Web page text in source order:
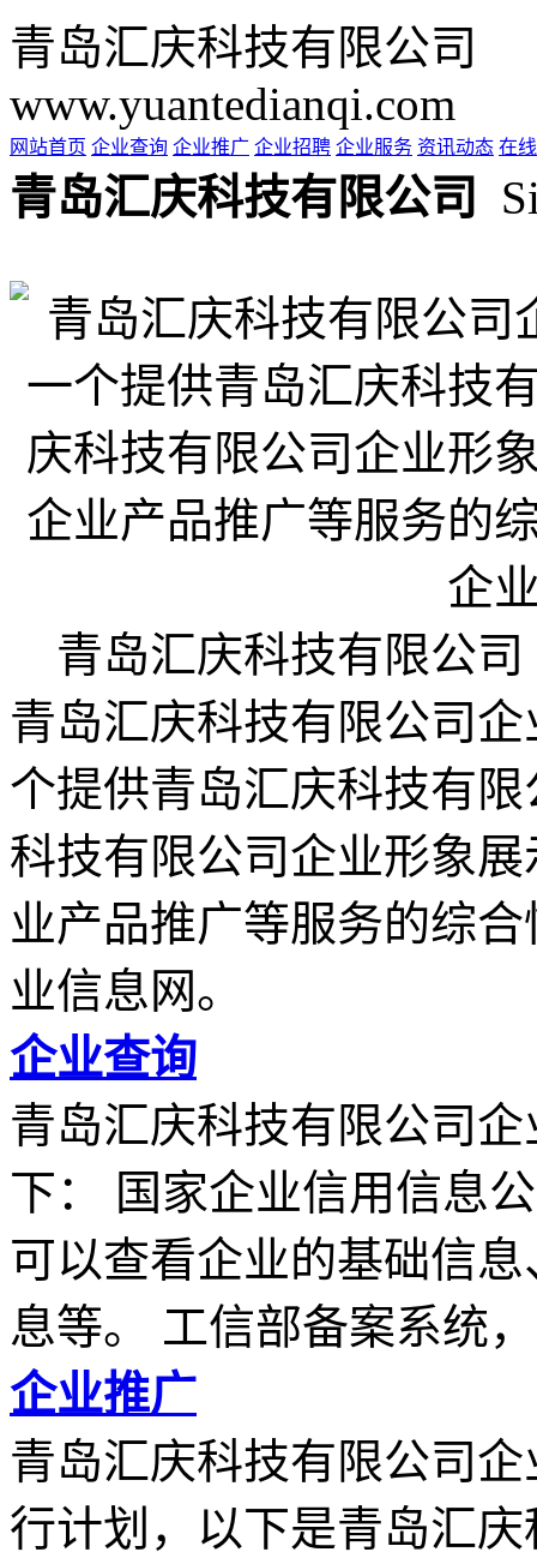
青岛汇庆科技有限公司
www.yuantedianqi.com
网站首页 企业查询 企业推广 企业招聘 企业服务 资讯动态 在
青岛汇庆科技有限公司
青岛汇庆科技有限公司
青岛汇庆科技有限公司企
个提供青岛汇庆科技有
科技有限公司企业形象
业产品推广等服务的综
业信息网。
企业查询
青岛汇庆科技有限公司
下： 国家企业信用信息
可以查看企业的基础信
息等。 工信部备案系统
企业推广
青岛汇庆科技有限公司
行计划，以下是青岛汇